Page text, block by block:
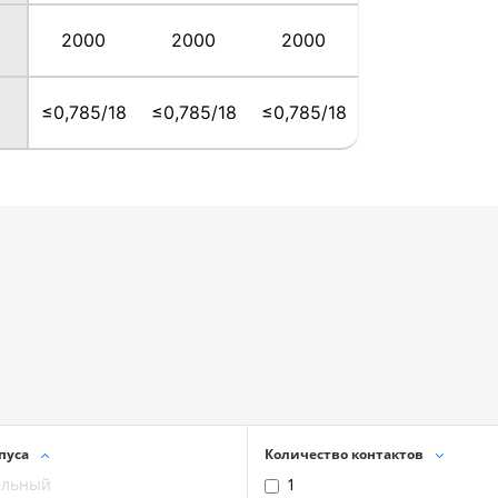
2000
≤0,785/18
2000
≤0,785/18
2000
≤0,785/18
Количество контактов
1